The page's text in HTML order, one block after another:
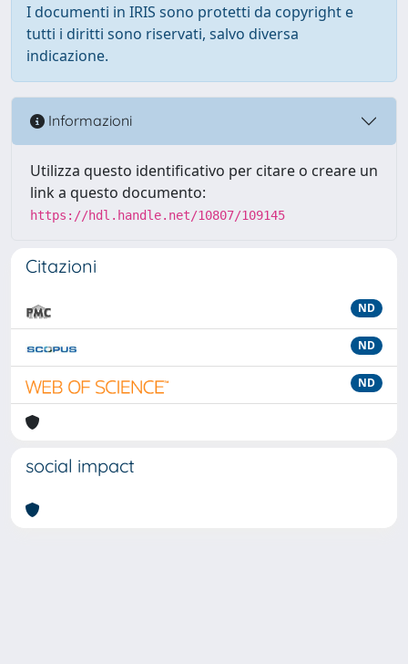
I documenti in IRIS sono protetti da copyright e
tutti i diritti sono riservati, salvo diversa
indicazione.
Informazioni
Utilizza questo identificativo per citare o creare un
link a questo documento:
https://hdl.handle.net/10807/109145
Citazioni
ND
ND
ND
social impact